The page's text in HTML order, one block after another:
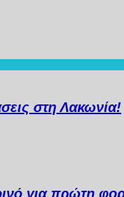
στη Λακωνία!
για πρώτη